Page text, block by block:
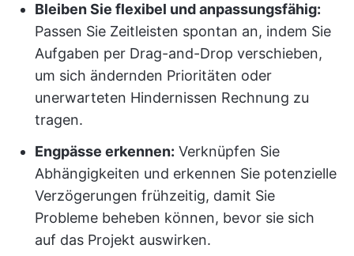
Bleiben Sie flexibel und anpassungsfähig:
Passen Sie Zeitleisten spontan an, indem Sie
Aufgaben per Drag-and-Drop verschieben,
um sich ändernden Prioritäten oder
unerwarteten Hindernissen Rechnung zu
tragen.
Engpässe erkennen: Verknüpfen Sie
Abhängigkeiten und erkennen Sie potenzielle
Verzögerungen frühzeitig, damit Sie
Probleme beheben können, bevor sie sich
auf das Projekt auswirken.